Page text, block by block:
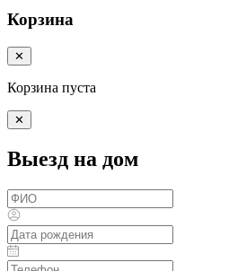
Корзина
✕
Корзина пуста
✕
Выезд на дом